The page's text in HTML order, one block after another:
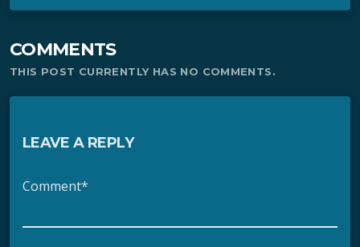
COMMENTS
THIS POST CURRENTLY HAS NO COMMENTS.
LEAVE A REPLY
Comment*